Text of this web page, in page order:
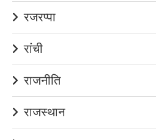
रजरप्पा
रांची
राजनीति
राजस्थान